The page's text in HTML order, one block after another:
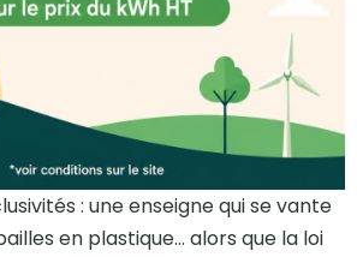
: une enseigne qui se vante
en plastique… alors que la loi